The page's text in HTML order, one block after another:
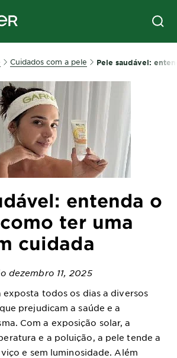
Cuidados com a pele Pele saudável:
entenda o
ter uma
cuidada
dezembro 11, 2025
exposta todos os dias a diversos
prejudicam a saúde e a
Com a exposição solar, a
e a poluição, a pele tende a
e sem luminosidade. Além